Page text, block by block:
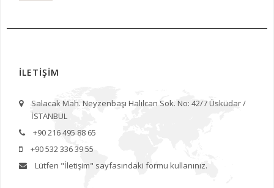
İLETİŞİM
Salacak Mah. Neyzenbaşı Halilcan Sok. No: 42/7 Üsküdar /
İSTANBUL
+90 216 495 88 65
+90 532 336 39 55
Lütfen "İletişim" sayfasındaki formu kullanınız.